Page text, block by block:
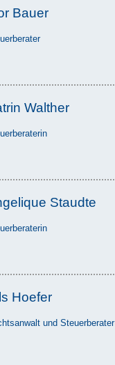
Bauer
Walther
Staudte
Hoefer
und Steuerberater